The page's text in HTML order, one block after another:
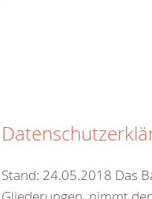
Stand: 24.05.2018 Das